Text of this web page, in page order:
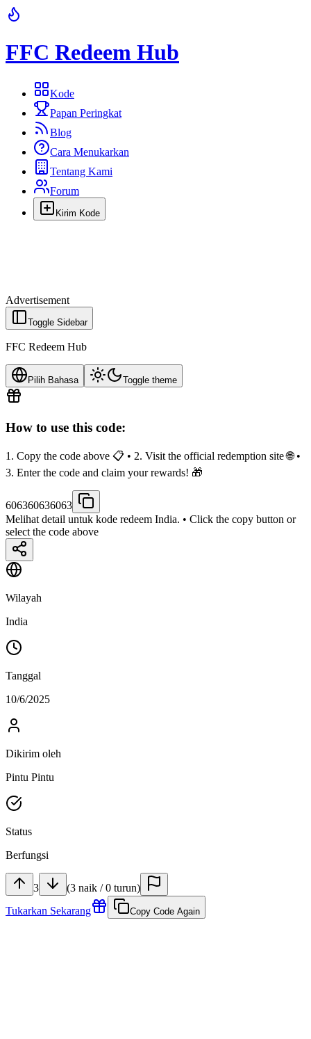
FFC Redeem Hub
Kode
Papan Peringkat
Blog
Cara Menukarkan
Tentang Kami
Forum
Kirim Kode
Advertisement
Toggle Sidebar
FFC Redeem Hub
Pilih Bahasa Toggle theme
How to use this code:
1. Copy the code above 📋 • 2. Visit the official redemption site 🌐 •
3. Enter the code and claim your rewards! 🎁
606360636063
Melihat detail untuk kode redeem India. • Click the copy button or
select the code above
Wilayah
India
Tanggal
10/6/2025
Dikirim oleh
Pintu Pintu
Status
Berfungsi
3 (3 naik /0 turun)
Tukarkan Sekarang
Copy Code Again